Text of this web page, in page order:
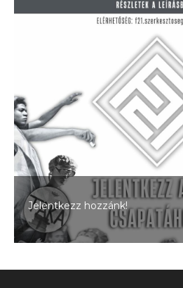
Jelentkezz hozzánk!